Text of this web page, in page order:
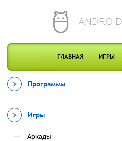
ANDROID
ГЛАВНАЯ ИГРЫ
Программы
Игры
Аркады